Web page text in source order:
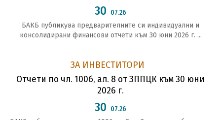
30 07.26
БАКБ публикува предварителните си индивидуални и
консолидирани финансови отчети към 30 юни 2026 г. ...
ЗА ИНВЕСТИТОРИ
Отчети по чл. 100б, ал. 8 от ЗППЦК към 30 юни
2026 г.
30 07.26